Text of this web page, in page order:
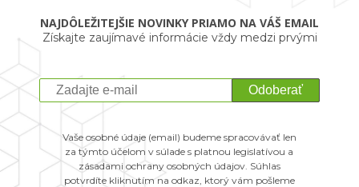
NAJDÔLEŽITEJŠIE NOVINKY PRIAMO NA VÁŠ EMAIL
Získajte zaujímavé informácie vždy medzi prvými
Odoberať
Vaše osobné údaje (email) budeme spracovávať len
za týmto účelom v súlade s platnou legislatívou a
zásadami ochrany osobných údajov. Súhlas
potvrdíte kliknutím na odkaz, ktorý vám pošleme